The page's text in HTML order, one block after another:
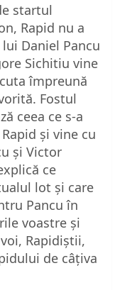
startul
Rapid nu a
Daniel Pancu
Sichitiu vine
împreună
Fostul
ceea ce s-a
și vine cu
și Victor
ce
lot și care
Pancu în
voastre și
Rapidiștii,
de câțiva